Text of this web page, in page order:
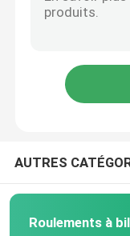
Incidence de
Roulements à
AUTRES
Roulements à